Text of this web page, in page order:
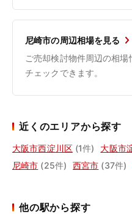
尼崎市の周辺相場を見る
ご売却検討物件周辺の相
チェックできます。
近くのエリアから探す
大阪市西淀川区 (1件) 大阪市
尼崎市 (25件) 西宮市 (37件)
他の駅から探す